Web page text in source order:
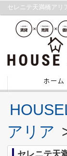
アリア
セレニテ天